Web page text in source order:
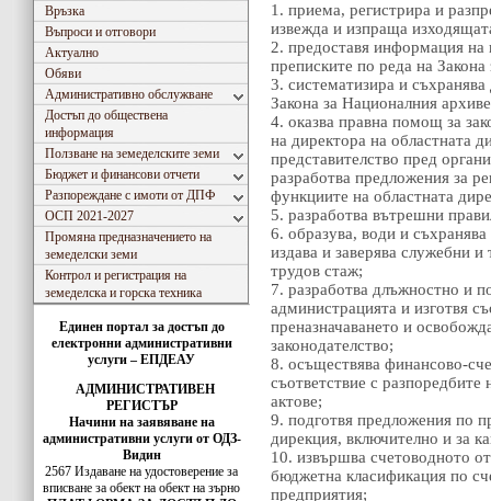
Връзка
Въпроси и отговори
Актуално
Обяви
Административно обслужване
Достъп до обществена
информация
Ползване на земеделските земи
Бюджет и финансови отчети
Разпореждане с имоти от ДПФ
ОСП 2021-2027
Промяна предназначението на
земеделски земи
Контрол и регистрация на
земеделска и горска техника
Единен портал за достъп до
електронни административни
услуги – ЕПДЕАУ
АДМИНИСТРАТИВЕН
РЕГИСТЪР
Начини на заявяване на
административни услуги от ОДЗ-
Видин
2567 Издаване на удостоверение за
вписванe за обект на обект на зърно
1. приема, регистрира и
извежда и изпраща
2. предоставя информация на
преписките по реда на
3. систематизира и
Закона за Националния
4. оказва правна помощ за
на директора на областната
представителство пред
разработва предложения за
функциите на областната
5. разработва вътрешни
6. образува, води и
издава и заверява служебни
трудов стаж;
7. разработва длъжностно и
администрацията и изготвя
преназначаването и
законодателство;
8. осъществява финансово-
съответствие с
актове;
9. подготвя предложения по
дирекция, включително и за
10. извършва счетоводното
бюджетна класификация по
предприятия;